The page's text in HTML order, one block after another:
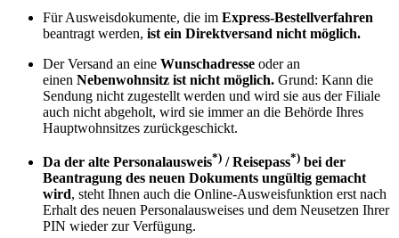
Für Ausweisdokumente, die im Express-Bestellverfahren
beantragt werden, ist ein Direktversand nicht möglich.
Der Versand an eine Wunschadresse oder an
einen Nebenwohnsitz ist nicht möglich. Grund: Kann die
Sendung nicht zugestellt werden und wird sie aus der Filiale
auch nicht abgeholt, wird sie immer an die Behörde Ihres
Hauptwohnsitzes zurückgeschickt.
Da der alte Personalausweis*) / Reisepass*) bei der
Beantragung des neuen Dokuments ungültig gemacht
wird, steht Ihnen auch die Online-Ausweisfunktion erst nach
Erhalt des neuen Personalausweises und dem Neusetzen Ihrer
PIN wieder zur Verfügung.